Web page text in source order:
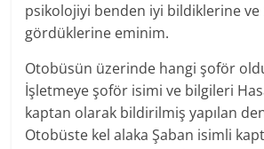
psikolojiyi benden iyi bildiklerine ve
gördüklerine eminim.
Otobüsün üzerinde hangi şoför
İşletmeye şoför isimi ve bilgileri
kaptan olarak bildirilmiş yapılan
Otobüste kel alaka Şaban isimli